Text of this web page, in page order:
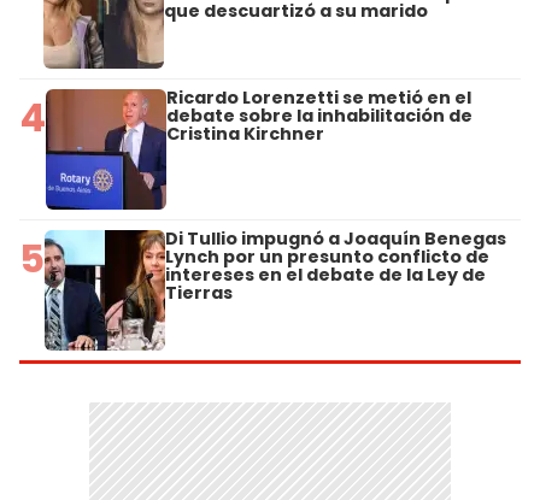
que descuartizó a su marido
4 Ricardo Lorenzetti se metió en el
debate sobre la inhabilitación de
Cristina Kirchner
5 Di Tullio impugnó a Joaquín Benegas
Lynch por un presunto conflicto de
intereses en el debate de la Ley de
Tierras